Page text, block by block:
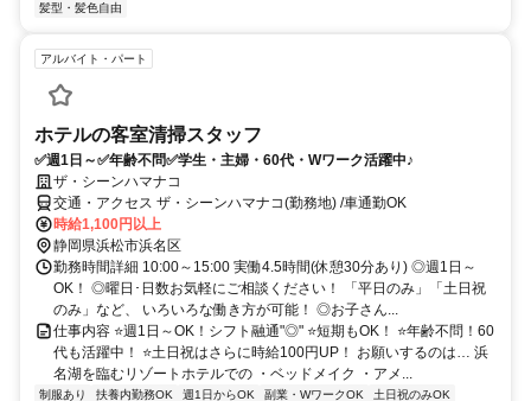
髪型・髪色自由
アルバイト・パート
ホテルの客室清掃スタッフ
✅週1日～✅年齢不問✅学生・主婦・60代・Wワーク活躍中♪
ザ・シーンハマナコ
交通・アクセス ザ・シーンハマナコ(勤務地) /車通勤OK
時給1,100円以上
静岡県浜松市浜名区
勤務時間詳細 10:00～15:00 実働4.5時間(休憩30分あり) ◎週1日～
OK！ ◎曜日･日数お気軽にご相談ください！ 「平日のみ」「土日祝
のみ」など、 いろいろな働き方が可能！ ◎お子さん...
仕事内容 ⭐週1日～OK！シフト融通"◎" ⭐短期もOK！ ⭐年齢不問！60
代も活躍中！ ⭐土日祝はさらに時給100円UP！ お願いするのは… 浜
名湖を臨むリゾートホテルでの ・ベッドメイク ・アメ...
制服あり 扶養内勤務OK 週1日からOK 副業・WワークOK
土日祝のみOK